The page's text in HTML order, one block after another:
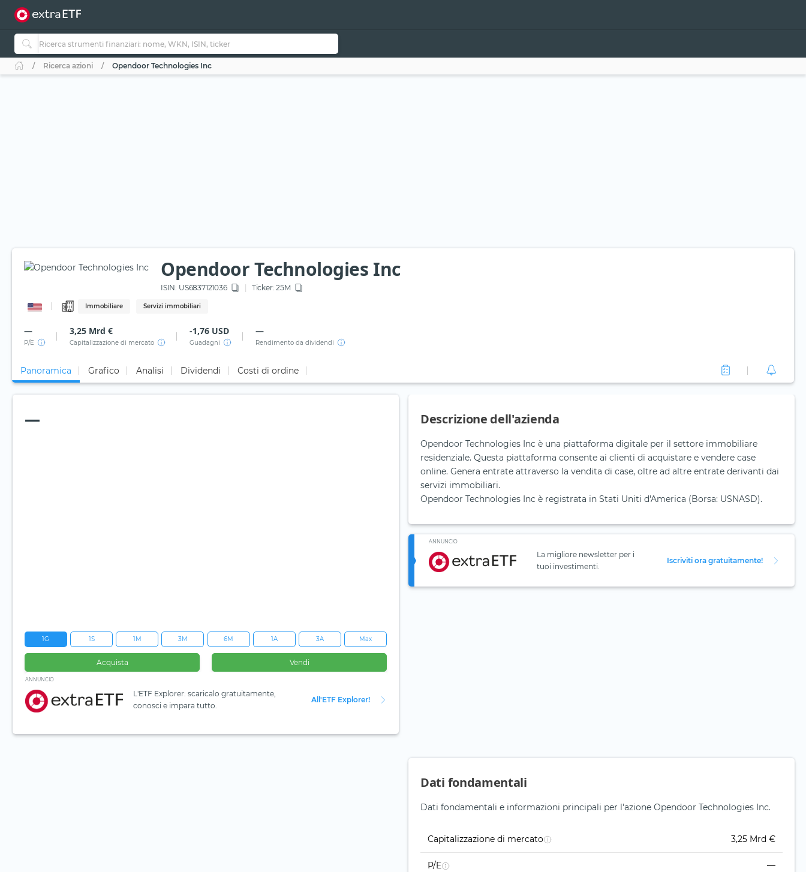
Ricerca azioni Opendoor Technologies Inc
Opendoor Technologies Inc
ISIN: US6837121036 Ticker: 25M
Immobiliare Servizi immobiliari
—
P/E
3,25 Mrd €
Capitalizzazione di mercato
-1,76 USD
Guadagni
—
Rendimento da dividendi
Panoramica Grafico Analisi Dividendi Costi di ordine
—
1G 1S 1M 3M 6M 1A 3A Max
Acquista Vendi
ANNUNCIO
L'ETF Explorer: scaricalo gratuitamente,
conosci e impara tutto.
All'ETF Explorer!
Descrizione dell'azienda
Opendoor Technologies Inc è una piattaforma digitale per il settore immobiliare
residenziale. Questa piattaforma consente ai clienti di acquistare e vendere case
online. Genera entrate attraverso la vendita di case, oltre ad altre entrate derivanti dai
servizi immobiliari.
Opendoor Technologies Inc è registrata in Stati Uniti d'America (Borsa: USNASD).
ANNUNCIO
La migliore newsletter per i
tuoi investimenti.
Iscriviti ora gratuitamente!
Dati fondamentali
Dati fondamentali e informazioni principali per l'azione Opendoor Technologies Inc.
Capitalizzazione di mercato 3,25 Mrd €
P/E —